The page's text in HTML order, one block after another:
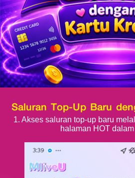
Saluran Top-Up Baru
1. Akses saluran top-up baru
halaman HOT